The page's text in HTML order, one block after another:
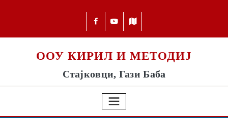
ООУ КИРИЛ И МЕТОДИЈ
Стајковци, Гази Баба